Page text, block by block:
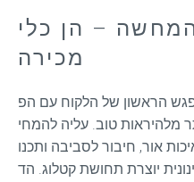
– הן כלי
מכירה
הראשון של הלקוח עם הפ
מלהיראות טוב. עליה להמחי
אור, חיבור לסביבה ותכנו
יוצרת תחושת קטלוג. הד